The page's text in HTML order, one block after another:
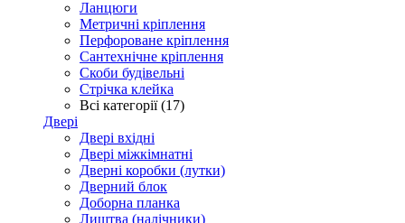
Ланцюги
Метричні кріплення
Перфороване кріплення
Сантехнічне кріплення
Скоби будівельні
Стрічка клейка
Всі категорії (17)
Двері
Двері вхідні
Двері міжкімнатні
Дверні коробки (лутки)
Дверний блок
Доборна планка
Лиштва (налічники)